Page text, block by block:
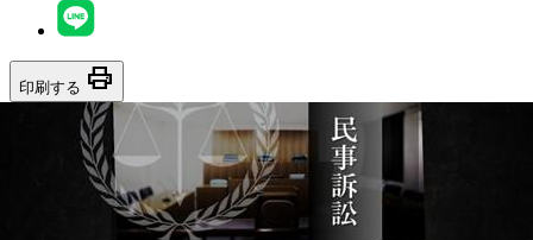
印刷する print